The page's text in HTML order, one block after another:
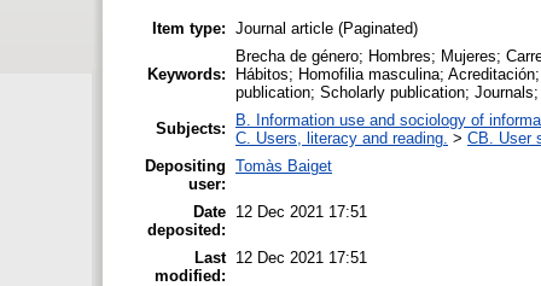
Item type: Journal article (Paginated)
Keywords:
Brecha de género; Hombres; Mujeres;
Hábitos; Homofilia masculina;
publication; Scholarly publication;
Subjects:
B. Information use and sociology of
C. Users, literacy and reading. > CB. User
Depositing
user:
Tomàs Baiget
Date
deposited:
12 Dec 2021 17:51
Last
modified:
12 Dec 2021 17:51